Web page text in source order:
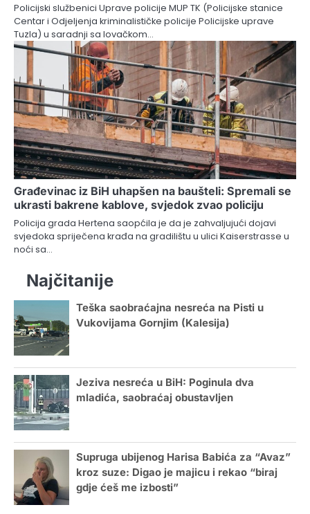
Policijski službenici Uprave policije MUP TK (Policijske stanice
Centar i Odjeljenja kriminalističke policije Policijske uprave
Tuzla) u saradnji sa lovačkom…
Građevinac iz BiH uhapšen na baušteli: Spremali se
ukrasti bakrene kablove, svjedok zvao policiju
Policija grada Hertena saopćila je da je zahvaljujući dojavi
svjedoka spriječena krađa na gradilištu u ulici Kaiserstrasse u
noći sa…
Najčitanije
Teška saobraćajna nesreća na Pisti u
Vukovijama Gornjim (Kalesija)
Jeziva nesreća u BiH: Poginula dva
mladića, saobraćaj obustavljen
Supruga ubijenog Harisa Babića za “Avaz”
kroz suze: Digao je majicu i rekao “biraj
gdje ćeš me izbosti”